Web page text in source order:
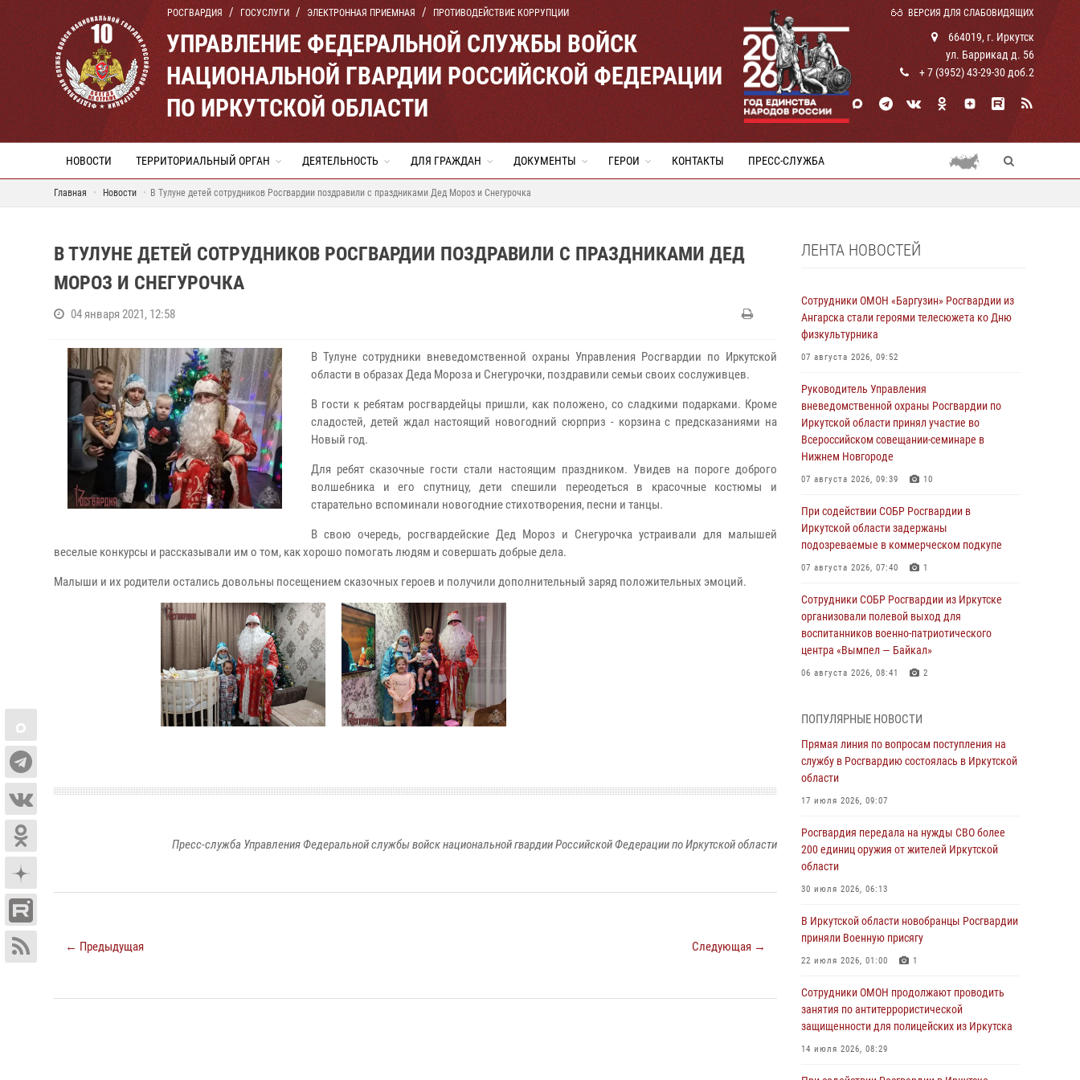
РОСГВАРДИЯ ГОСУСЛУГИ ЭЛЕКТРОННАЯ ПРИЕМНАЯ ПРОТИВОДЕЙСТВИЕ КОРРУПЦИИ ВЕРСИЯ ДЛЯ СЛАБОВИДЯЩИХ
УПРАВЛЕНИЕ ФЕДЕРАЛЬНОЙ СЛУЖБЫ ВОЙСК
НАЦИОНАЛЬНОЙ ГВАРДИИ РОССИЙСКОЙ ФЕДЕРАЦИИ
ПО ИРКУТСКОЙ ОБЛАСТИ
664019, г. Иркутск
ул. Баррикад д. 56
+ 7 (3952) 43-29-30 доб.2
НОВОСТИ ТЕРРИТОРИАЛЬНЫЙ ОРГАН ДЕЯТЕЛЬНОСТЬ ДЛЯ ГРАЖДАН ДОКУМЕНТЫ ГЕРОИ КОНТАКТЫ ПРЕСС-СЛУЖБА
Главная Новости В Тулуне детей сотрудников Росгвардии поздравили с праздниками Дед Мороз и Снегурочка
В ТУЛУНЕ ДЕТЕЙ СОТРУДНИКОВ РОСГВАРДИИ ПОЗДРАВИЛИ С ПРАЗДНИКАМИ ДЕД
МОРОЗ И СНЕГУРОЧКА
04 января 2021, 12:58
В Тулуне сотрудники вневедомственной охраны Управления Росгвардии по Иркутской
области в образах Деда Мороза и Снегурочки, поздравили семьи своих сослуживцев.
В гости к ребятам росгвардейцы пришли, как положено, со сладкими подарками. Кроме
сладостей, детей ждал настоящий новогодний сюрприз - корзина с предсказаниями на
Новый год.
Для ребят сказочные гости стали настоящим праздником. Увидев на пороге доброго
волшебника и его спутницу, дети спешили переодеться в красочные костюмы и
старательно вспоминали новогодние стихотворения, песни и танцы.
В свою очередь, росгвардейские Дед Мороз и Снегурочка устраивали для малышей
веселые конкурсы и рассказывали им о том, как хорошо помогать людям и совершать добрые дела.
Малыши и их родители остались довольны посещением сказочных героев и получили дополнительный заряд положительных эмоций.
Пресс-служба Управления Федеральной службы войск национальной гвардии Российской Федерации по Иркутской области
← Предыдущая Следующая →
ЛЕНТА НОВОСТЕЙ
Сотрудники ОМОН «Баргузин» Росгвардии из
Ангарска стали героями телесюжета ко Дню
физкультурника
07 августа 2026, 09:52
Руководитель Управления
вневедомственной охраны Росгвардии по
Иркутской области принял участие во
Всероссийском совещании-семинаре в
Нижнем Новгороде
07 августа 2026, 09:39 10
При содействии СОБР Росгвардии в
Иркутской области задержаны
подозреваемые в коммерческом подкупе
07 августа 2026, 07:40 1
Сотрудники СОБР Росгвардии из Иркутске
организовали полевой выход для
воспитанников военно-патриотического
центра «Вымпел — Байкал»
06 августа 2026, 08:41 2
Росгвардии по Иркутской области по самбо
05 августа 2026, 07:44 4
Военнослужащий Росгвардии из Иркутска
а не казаться»
04 августа 2026, 07:14 3
03 августа 2026, 04:55
Росгвардия обеспечила безопасность
десантных войск в Иркутской области
03 августа 2026, 03:32
(видео)
ПОПУЛЯРНЫЕ НОВОСТИ
Прямая линия по вопросам поступления на
службу в Росгвардию состоялась в Иркутской
области
17 июля 2026, 09:07
Росгвардия передала на нужды СВО более
200 единиц оружия от жителей Иркутской
области
30 июля 2026, 06:13
В Иркутской области новобранцы Росгвардии
приняли Военную присягу
22 июля 2026, 01:00 1
Сотрудники ОМОН продолжают проводить
занятия по антитеррористической
защищенности для полицейских из Иркутска
14 июля 2026, 08:29